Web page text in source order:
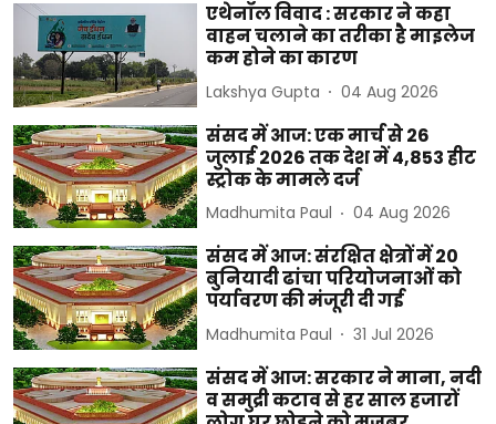
एथेनॉल विवाद : सरकार ने कहा
वाहन चलाने का तरीका है माइलेज
कम होने का कारण
Lakshya Gupta 04 Aug 2026
संसद में आज: एक मार्च से 26
जुलाई 2026 तक देश में 4,853 हीट
स्ट्रोक के मामले दर्ज
Madhumita Paul 04 Aug 2026
संसद में आज: संरक्षित क्षेत्रों में 20
बुनियादी ढांचा परियोजनाओं को
पर्यावरण की मंजूरी दी गई
Madhumita Paul 31 Jul 2026
संसद में आज: सरकार ने माना, नदी
व समुद्री कटाव से हर साल हजारों